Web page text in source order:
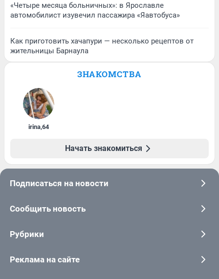
«Четыре месяца больничных»: в Ярославле
автомобилист изувечил пассажира «Яавтобуса»
Как приготовить хачапури — несколько рецептов от
жительницы Барнаула
ЗНАКОМСТВА
irina,64
Начать знакомиться
Подписаться на новости
Сообщить новость
Рубрики
Реклама на сайте